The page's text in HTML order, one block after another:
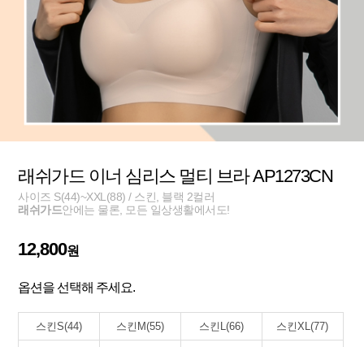
래쉬가드 이너 심리스 멀티 브라 AP1273CN
사이즈 S(44)~XXL(88) / 스킨, 블랙 2컬러
래쉬가드안에는 물론, 모든 일상생활에서도!
12,800원
옵션을 선택해 주세요.
스킨S(44) 스킨M(55) 스킨L(66) 스킨XL(77)